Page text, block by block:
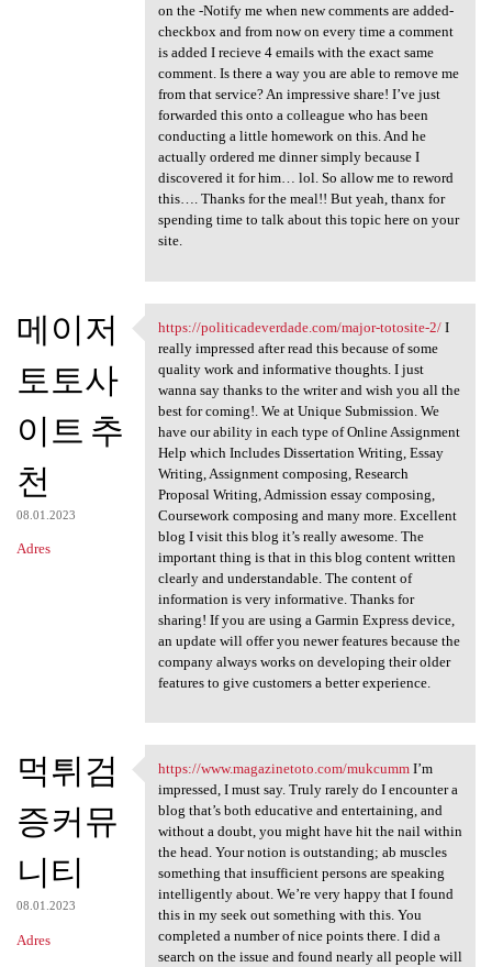
on the -Notify me when new comments are added-
checkbox and from now on every time a comment
is added I recieve 4 emails with the exact same
comment. Is there a way you are able to remove me
from that service? An impressive share! I’ve just
forwarded this onto a colleague who has been
conducting a little homework on this. And he
actually ordered me dinner simply because I
discovered it for him… lol. So allow me to reword
this…. Thanks for the meal!! But yeah, thanx for
spending time to talk about this topic here on your
site.
메이저
토토사
이트 추
천
08.01.2023
Adres
https://politicadeverdade.com
https://politicadeverdade.com/major-totosite-2/I
really impressed after read this because of some
quality work and informative thoughts. I just
wanna say thanks to the writer and wish you all the
best for coming!. We at Unique Submission. We
have our ability in each type of Online Assignment
Help which Includes Dissertation Writing, Essay
Writing, Assignment composing, Research
Proposal Writing, Admission essay composing,
Coursework composing and many more. Excellent
blog I visit this blog it’s really awesome. The
important thing is that in this blog content written
clearly and understandable. The content of
information is very informative. Thanks for
sharing! If you are using a Garmin Express device,
an update will offer you newer features because the
company always works on developing their older
features to give customers a better experience.
먹튀검
증커뮤
니티
08.01.2023
Adres
https://www.magazinetoto.com
https://www.magazinetoto.com/mukcummI’m
impressed, I must say. Truly rarely do I encounter a
blog that’s both educative and entertaining, and
without a doubt, you might have hit the nail within
the head. Your notion is outstanding; ab muscles
something that insufficient persons are speaking
intelligently about. We’re very happy that I found
this in my seek out something with this. You
completed a number of nice points there. I did a
search on the issue and found nearly all people will